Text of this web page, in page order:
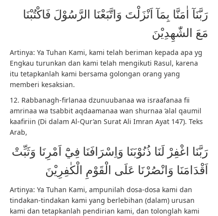
رَبَّنَآ اٰمَنَّا بِمَآ اَنْزَلْتَ وَاتَّبَعْنَا الرَّسُوْلَ فَاكْتُبْنَا
مَعَ الشّٰهِدِيْنَ
Artinya: Ya Tuhan Kami, kami telah beriman kepada apa yg
Engkau turunkan dan kami telah mengikuti Rasul, karena
itu tetapkanlah kami bersama golongan orang yang
memberi kesaksian.
12. Rabbanagh-firlanaa dzunuubanaa wa israafanaa fii
amrinaa wa tsabbit aqdaamanaa wan shurnaa ‘alal qaumil
kaafiriin (Di dalam Al-Qur’an Surat Ali Imran Ayat 147). Teks
Arab,
رَبَّنَا اغْفِرْ لَنَا ذُنُوْبَنَا وَاِسْرَافَنَا فِيْٓ اَمْرِنَا وَثَبِّتْ
اَقْدَامَنَا وَانْصُرْنَا عَلَى الْقَوْمِ الْكٰفِرِيْنَ
Artinya: Ya Tuhan Kami, ampunilah dosa-dosa kami dan
tindakan-tindakan kami yang berlebihan (dalam) urusan
kami dan tetapkanlah pendirian kami, dan tolonglah kami